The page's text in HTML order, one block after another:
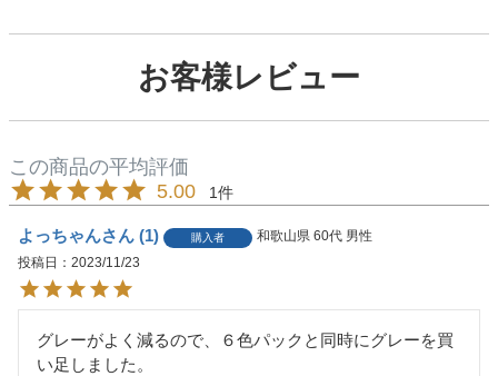
お客様レビュー
5.00 1
よっちゃん 1 購入者 和歌山県 60代 男性
投稿日
2023/11/23
グレーがよく減るので、６色パックと同時にグレーを買
い足しました。